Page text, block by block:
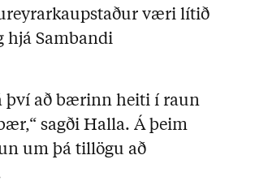
væri lítið
hjá Sambandi
því að bærinn heiti í raun
sagði Halla. Á þeim
um þá tillögu að